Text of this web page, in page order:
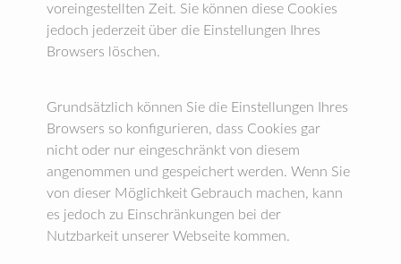
voreingestellten Zeit. Sie können diese Cookies
jedoch jederzeit über die Einstellungen Ihres
Browsers löschen.
Grundsätzlich können Sie die Einstellungen Ihres
Browsers so konfigurieren, dass Cookies gar
nicht oder nur eingeschränkt von diesem
angenommen und gespeichert werden. Wenn Sie
von dieser Möglichkeit Gebrauch machen, kann
es jedoch zu Einschränkungen bei der
Nutzbarkeit unserer Webseite kommen.